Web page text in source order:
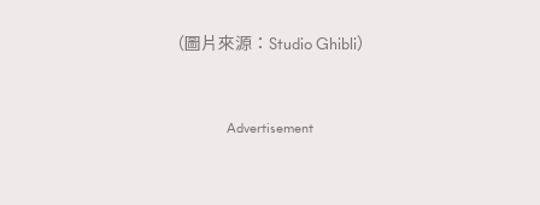
（圖片來源：Studio Ghibli）
Advertisement